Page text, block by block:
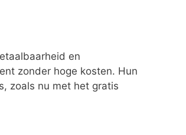
en
zonder hoge kosten. Hun
zoals nu met het gratis